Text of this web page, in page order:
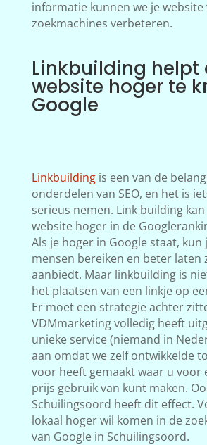
informatie kunnen we je
zoekmachines verbeteren.
Linkbuilding helpt
website hoger te
Google
Linkbuildingis een van de
onderdelen van SEO, en het is
serieus nemen. Link building
website hoger in de
Als je hoger in Google staat, kun
mensen bereiken en beter laten
aanbiedt. Maar linkbuilding is
het plaatsen van een linkje op
Er moet een strategie achter
VDMmarketing volledig heeft
unieke service (niemand in
aan omdat we zelf ontwikkelde
voor heeft gemaakt waar u voor
prijs gebruik van kunt maken.
Schuilingsoord heeft dit effect.
lokaal hoger wil komen in de
van Google in Schuilingsoord.